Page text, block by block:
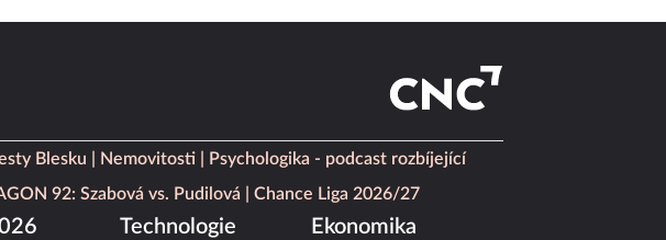
Blesku Nemovitosti
Psychologika - podcast rozbíjející
92: Szabová vs. Pudilová Chance Liga 2026/27
Technologie Ekonomika